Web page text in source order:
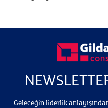
Geleceğin liderlik